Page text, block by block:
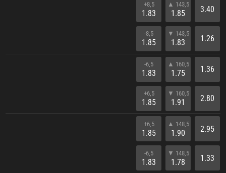
+8,5
1.83
-8,5
1.85
▲ 143,5
1.85
▼ 143,5
1.83
3.40
1.26
-6,5
1.83
+6,5
1.85
▲ 160,5
1.75
▼ 160,5
1.91
1.36
2.80
+6,5
1.85
-6,5
1.83
▲ 148,5
1.90
▼ 148,5
1.78
2.95
1.33